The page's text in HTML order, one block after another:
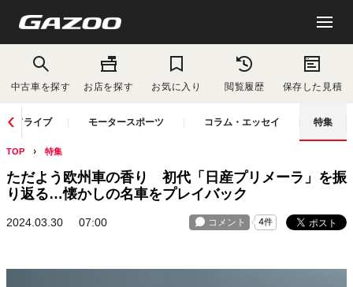
中古車を探す お店を探す お気に入り 閲覧履歴 保存した見積
ドライブ モータースポーツ コラム・エッセイ 特集
TOP 特集
ただよう欧州車の香り 初代「日産プリメーラ」を振
り返る…懐かしの名車をプレイバック
2024.03.30 07:00